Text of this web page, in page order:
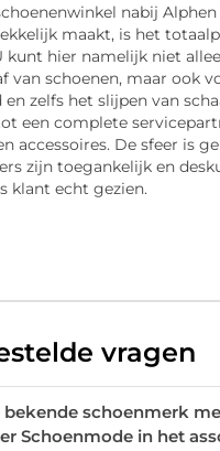
nabij Alphen
maakt, is het
kunt hier namelijk niet
van schoenen, maar ook
zelfs het slijpen van
een complete
accessoires. De sfeer is
zijn toegankelijk en
klant echt gezien.
vragen
bekende schoenmerk
Schoenmode in het